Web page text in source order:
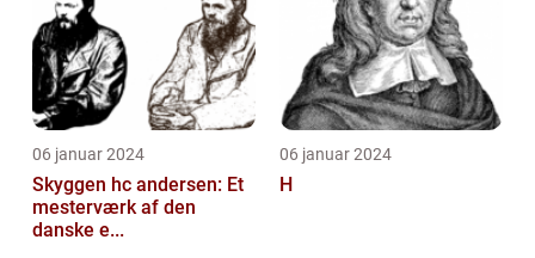
06 januar 2024
Skyggen hc andersen: Et
mesterværk af den
danske e...
06 januar 2024
H